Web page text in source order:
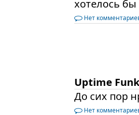
хотелось
Нет
Uptime
До сих пор
Нет